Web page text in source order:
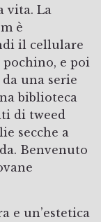
vita. La
è
il cellulare
e poi
una serie
biblioteca
di tweed
secche a
Benvenuto
e un’estetica